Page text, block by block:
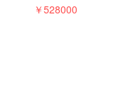
￥528000